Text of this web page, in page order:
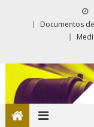
Documentos de